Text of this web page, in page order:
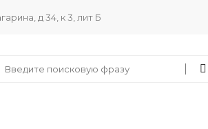
д 34, к 3, лит Б